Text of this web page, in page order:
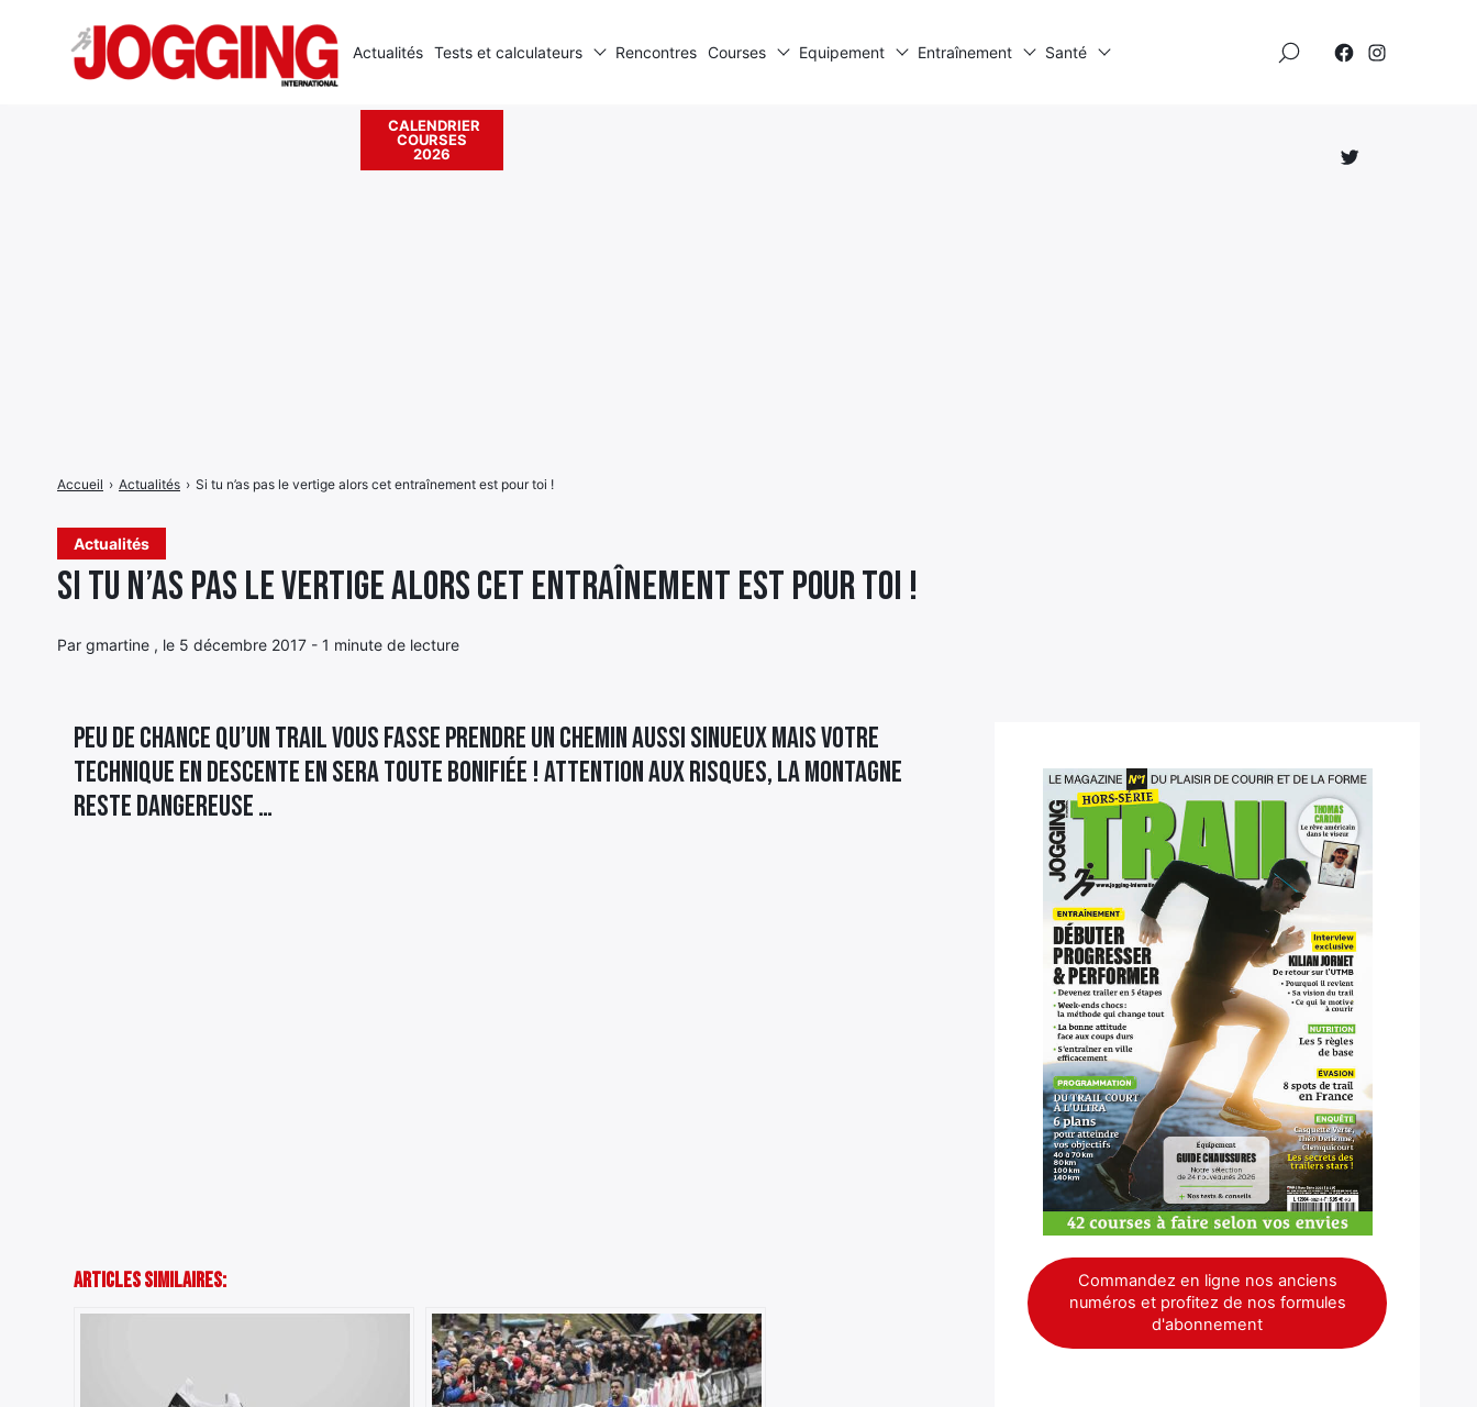
Actualités
Si tu n’as pas le vertige alors cet entraînement est pour toi !
Par gmartine , le 5 décembre 2017 - 1 minute de lecture
Accueil › Actualités › Si tu n’as pas le vertige alors cet entraînement est pour toi !
Peu de chance qu’un trail vous fasse prendre un chemin aussi sinueux mais votre
technique en descente en sera toute bonifiée ! Attention aux risques, la montagne
reste dangereuse …
Articles Similaires:
Commandez en ligne nos anciens
numéros et profitez de nos formules
d'abonnement
Actualités Tests et calculateurs Rencontres Courses Equipement Entraînement Santé
CALENDRIER
COURSES
2026
Élément
Rechercher